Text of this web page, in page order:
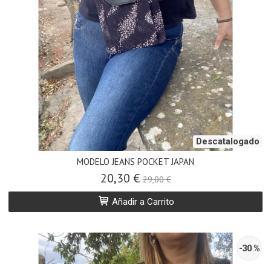
Descatalogado
MODELO JEANS POCKET JAPAN
20,30 €29,00 €
Añadir a Carrito
-30 %